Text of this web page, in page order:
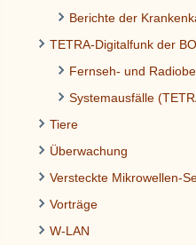
Berichte der
TETRA-Digitalfunk der
Fernseh- und
Systemausfälle
Tiere
Überwachung
Versteckte Mikrowellen-
Vorträge
W-LAN